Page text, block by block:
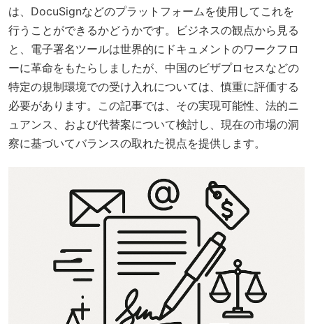
は、DocuSignなどのプラットフォームを使用してこれを
行うことができるかどうかです。ビジネスの観点から見る
と、電子署名ツールは世界的にドキュメントのワークフロ
ーに革命をもたらしましたが、中国のビザプロセスなどの
特定の規制環境での受け入れについては、慎重に評価する
必要があります。この記事では、その実現可能性、法的ニ
ュアンス、および代替案について検討し、現在の市場の洞
察に基づいてバランスの取れた視点を提供します。